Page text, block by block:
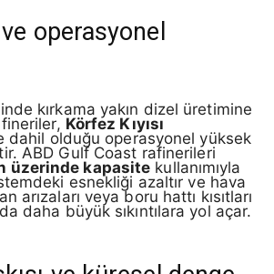
operasyonel
kırkama yakın dizel üretimine
Körfez Kıyısı
dahil olduğu operasyonel yüksek
ABD Gulf Coast rafinerileri
üzerinde kapasite kullanımıyla
esnekliği azaltır ve hava
arızaları veya boru hattı kısıtları
daha büyük sıkıntılara yol açar.